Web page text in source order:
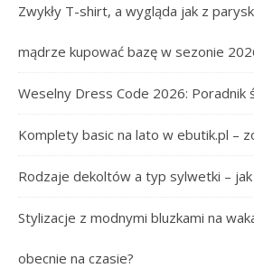
Zwykły T-shirt, a wygląda jak z
mądrze kupować bazę w sezonie
Weselny Dress Code 2026: Poradnik
Komplety basic na lato w ebutik.pl –
Rodzaje dekoltów a typ sylwetki –
Stylizacje z modnymi bluzkami na
obecnie na czasie?